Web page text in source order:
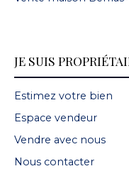
JE SUIS
Estimez votre bien
Espace vendeur
Vendre avec nous
Nous contacter